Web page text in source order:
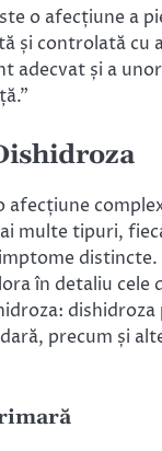
o afecțiune a
și controlată cu
adecvat și a
afecțiune
multe tipuri,
distincte.
în detaliu cele
dishidroza
precum și